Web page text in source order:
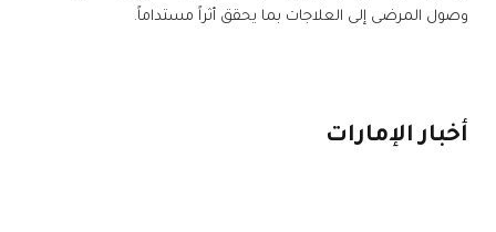
وصول المرضى إلى العلاجات بما يحقق أثراً مستداماً.
أخبار الإمارات